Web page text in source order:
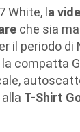
7 White, l a
che sia
il periodo di
compatta
T-Shirt